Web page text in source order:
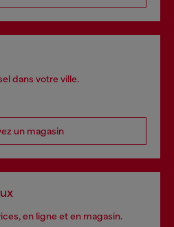
dans votre ville.
un magasin
en ligne et en magasin.